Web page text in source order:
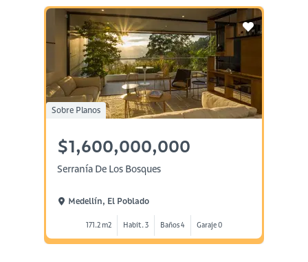
Sobre Planos
$1,600,000,000
Serranía De Los Bosques
Medellín, El Poblado
171.2 m2 Habit. 3 Baños 4 Garaje 0